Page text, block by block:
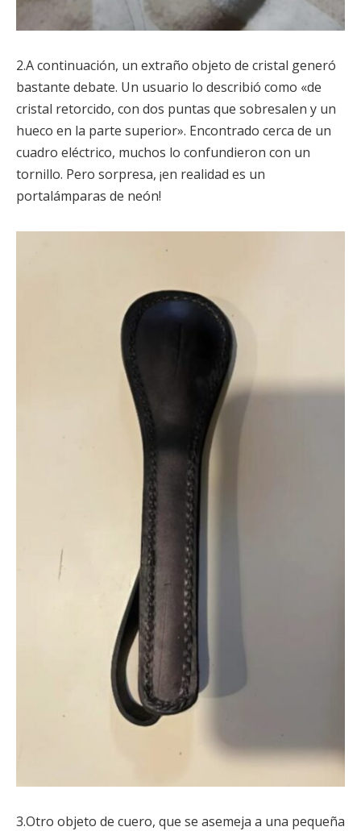
2.A continuación, un extraño objeto de cristal generó
bastante debate. Un usuario lo describió como «de
cristal retorcido, con dos puntas que sobresalen y un
hueco en la parte superior». Encontrado cerca de un
cuadro eléctrico, muchos lo confundieron con un
tornillo. Pero sorpresa, ¡en realidad es un
portalámparas de neón!
3.Otro objeto de cuero, que se asemeja a una pequeña